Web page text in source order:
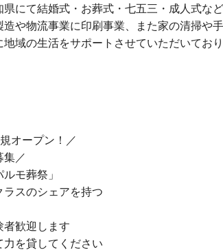
にて結婚式・お葬式・七五三・成人式な
や物流事業に印刷事業、また家の清掃や
域の生活をサポートさせていただいており
オープン！／
／
モ葬祭」
スのシェアを持つ
者歓迎します
を貸してください